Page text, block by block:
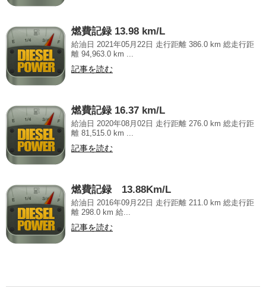
燃費記録 13.98 km/L
給油日 2021年05月22日 走行距離 386.0 km 総走行距
離 94,963.0 km ...
記事を読む
燃費記録 16.37 km/L
給油日 2020年08月02日 走行距離 276.0 km 総走行距
離 81,515.0 km ...
記事を読む
燃費記録 13.88Km/L
給油日 2016年09月22日 走行距離 211.0 km 総走行距
離 298.0 km 給...
記事を読む